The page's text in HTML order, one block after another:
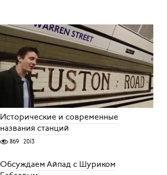
Исторические и современные
названия станций
869 2013
Обсуждаем Айпад с Шуриком